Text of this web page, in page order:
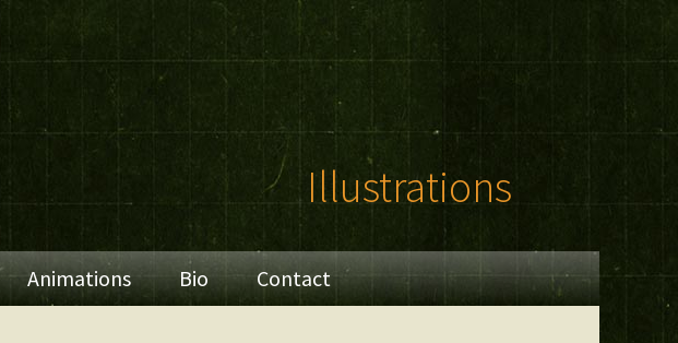
Illustrations
Animations Bio Contact